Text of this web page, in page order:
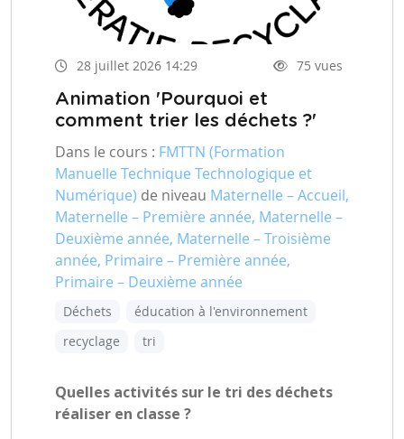
28 juillet 2026 14:29 75 vues
Animation 'Pourquoi et
comment trier les déchets ?'
Dans le cours : FMTTN (Formation
Manuelle Technique Technologique et
Numérique) de niveau Maternelle – Accueil,
Maternelle – Première année, Maternelle –
Deuxième année, Maternelle – Troisième
année, Primaire – Première année,
Primaire – Deuxième année
Déchets
éducation à l'environnement
recyclage
tri
Quelles activités sur le tri des déchets
réaliser en classe ?